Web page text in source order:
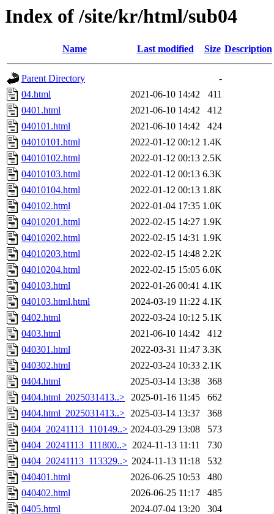
Index of /site/kr/html/sub04
Name Last modified Size Description
Parent Directory
-
04.html
2021-06-10 14:42
411
0401.html
2021-06-10 14:42
412
040101.html
2021-06-10 14:42
424
04010101.html
2022-01-12 00:12 1.4K
04010102.html
2022-01-12 00:13 2.5K
04010103.html
2022-01-12 00:13 6.3K
04010104.html
2022-01-12 00:13 1.8K
040102.html
2022-01-04 17:35 1.0K
04010201.html
2022-02-15 14:27 1.9K
04010202.html
2022-02-15 14:31 1.9K
04010203.html
2022-02-15 14:48 2.2K
04010204.html
2022-02-15 15:05 6.0K
040103.html
2022-01-26 00:41 4.1K
040103.html.html
2024-03-19 11:22 4.1K
0402.html
2022-03-24 10:12 5.1K
0403.html
2021-06-10 14:42
412
040301.html
2022-03-31 11:47 3.3K
040302.html
2022-03-24 10:33 2.1K
0404.html
2025-03-14 13:38
368
0404.html_2025031413..> 2025-01-16 11:45
662
0404.html_2025031413..> 2025-03-14 13:37
368
0404_20241113_110149..> 2024-03-29 13:08
573
0404_20241113_111800..> 2024-11-13 11:11
730
0404_20241113_113329..> 2024-11-13 11:18
532
040401.html
2026-06-25 10:53
480
040402.html
2026-06-25 11:17
485
0405.html
2024-07-04 13:20
304